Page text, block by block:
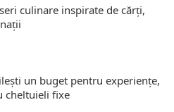
culinare inspirate de cărți,
un buget pentru experiențe,
cheltuieli fixe